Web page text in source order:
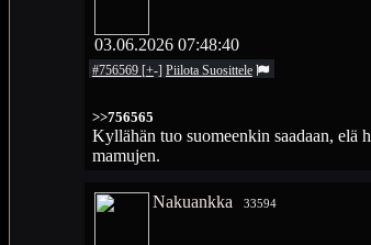
03.06.2026 07:48:40
#756569 [+-] Piilota Suosittele
>>756565
Kyllähän tuo suomeenkin saadaan, elä
mamujen.
Nakuankka 33594